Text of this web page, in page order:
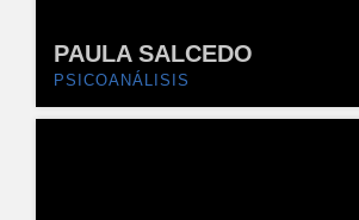
PAULA SALCEDO
PSICOANÁLISIS